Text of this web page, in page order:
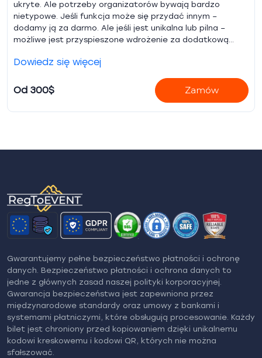
ukryte. Ale potrzeby organizatorów bywają bardzo
nietypowe. Jeśli funkcja może się przydać innym –
dodamy ją za darmo. Ale jeśli jest unikalna lub pilna –
możliwe jest przyspieszone wdrożenie za dodatkową
Dowiedz się więcej
Od 300$ Zamów
Gwarantujemy pełne bezpieczeństwo płatności i ochronę
danych. Bezpieczeństwo płatności i ochrona danych to
jedne z głównych zasad naszej polityki korporacyjnej.
Gwarancja bezpieczeństwa jest zapewniona przez
międzynarodowe standardy oraz umowy z bankami i
systemami płatniczymi, które obsługują procesowanie. Każdy
bilet jest chroniony przed kopiowaniem dzięki unikalnemu
kodowi kreskowemu i kodowi QR, których nie można
sfałszować.